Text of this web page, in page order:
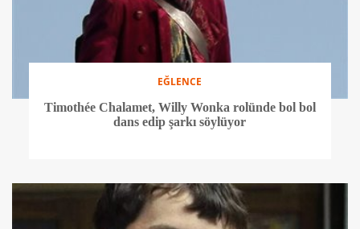
EĞLENCE
Timothée Chalamet, Willy Wonka rolünde bol bol
dans edip şarkı söylüyor